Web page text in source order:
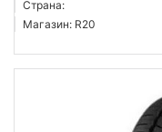
Страна:
Магазин: R20